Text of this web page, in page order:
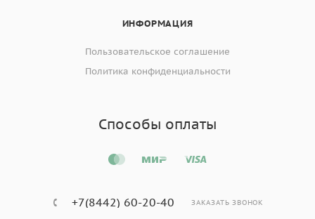
ИНФОРМАЦИЯ
Пользовательское соглашение
Политика конфиденциальности
Способы оплаты
+7(8442) 60-20-40 ЗАКАЗАТЬ ЗВОНОК